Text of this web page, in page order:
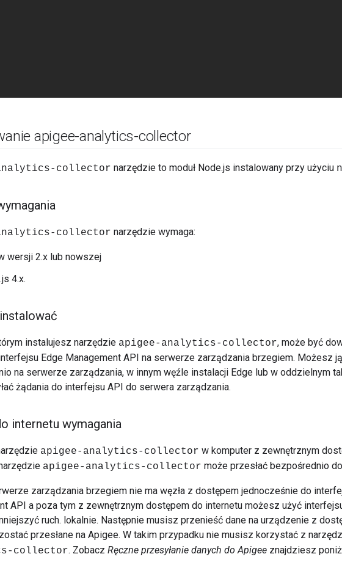
apigee-analytics-collector
collector narzędzie to moduł Node.js instalowany przy użyciu
collector narzędzie wymaga:
wersji 2.x lub nowszej
4.x.
instalujesz narzędzie apigee-analytics-collector, może być
Edge Management API na serwerze zarządzania brzegiem. Możesz
na serwerze zarządzania, w innym węźle instalacji Edge lub w oddzielnym
żądania do interfejsu API do serwera zarządzania.
internetu wymagania
apigee-analytics-collector w komputer z zewnętrznym
apigee-analytics-collector może przesłać bezpośrednio
zarządzania brzegiem nie ma węzła z dostępem jednocześnie do
API a poza tym z zewnętrznym dostępem do internetu możesz użyć
ruch. lokalnie. Następnie musisz przenieść dane na urządzenie z
przesłane na Apigee. W takim przypadku nie musisz korzystać z
collector. Zobacz Ręczne przesyłanie danych do Apigee znajdziesz